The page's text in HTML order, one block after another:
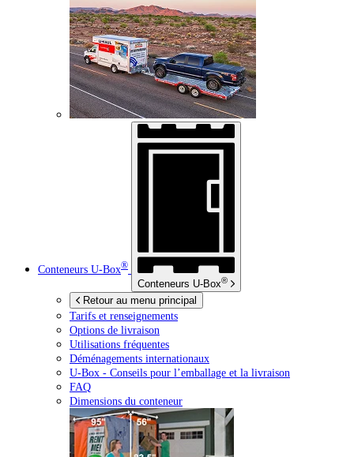
Conteneurs U-Box®
Conteneurs U-Box®
Retour au menu principal
Tarifs et renseignements
Options de livraison
Utilisations fréquentes
Déménagements internationaux
U-Box - Conseils pour l’emballage et la livraison
FAQ
Dimensions du conteneur